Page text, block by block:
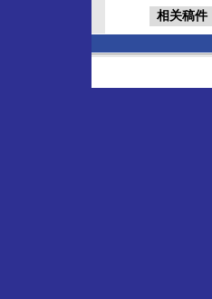
相关稿件